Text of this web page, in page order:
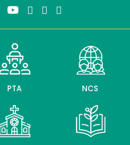
PTA NCS